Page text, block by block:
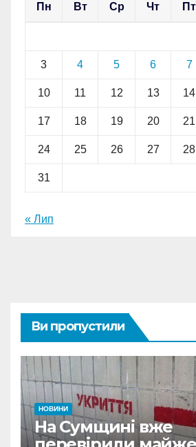
Пн Вт Ср Чт Пт
3 4 5 6 7
10 11 12 13 14
17 18 19 20 21
24 25 26 27 28
31
« Лип
Ви пропустили
НОВИНИ
На Сумщині вже